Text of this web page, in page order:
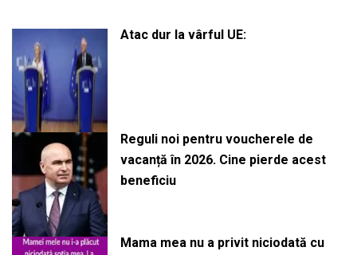
Atac dur la vârful UE:
Reguli noi pentru voucherele de
vacanță în 2026. Cine pierde acest
beneficiu
Mama mea nu a privit niciodată cu